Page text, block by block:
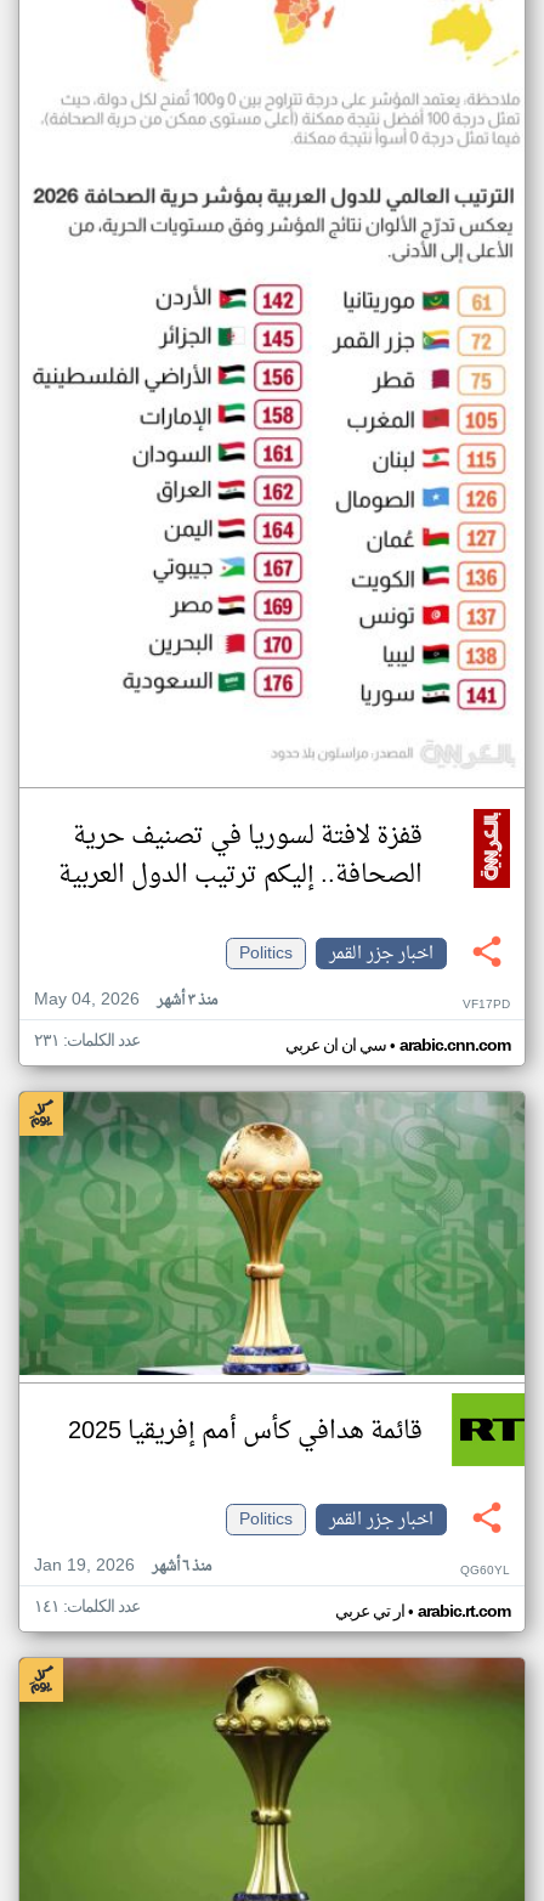
قفزة لافتة لسوريا في تصنيف حرية
الصحافة.. إليكم ترتيب الدول العربية
اخبار جزر القمر
Politics
May 04, 2026
منذ ٣ أشهر VF17PD
سي ان ان عربي• arabic.cnn.com عدد الكلمات: ٢٣١
قائمة هدافي كأس أمم إفريقيا 2025
اخبار جزر القمر
Politics
Jan 19, 2026
منذ ٦ أشهر QG60YL
ار تي عربي• arabic.rt.com عدد الكلمات: ١٤١